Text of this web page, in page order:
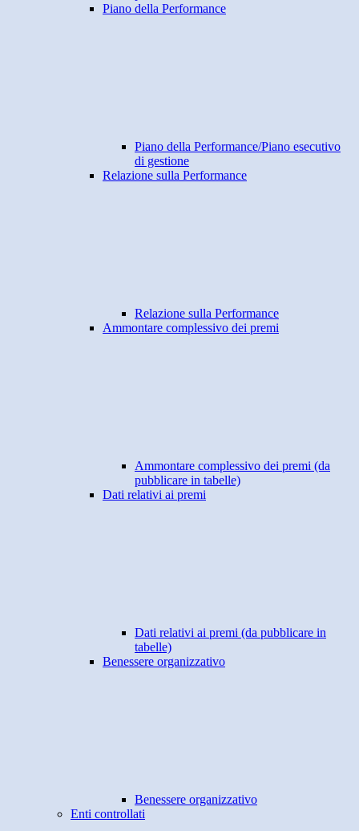
Piano della Performance
Piano della Performance/Piano esecutivo
di gestione
Relazione sulla Performance
Relazione sulla Performance
Ammontare complessivo dei premi
Ammontare complessivo dei premi (da
pubblicare in tabelle)
Dati relativi ai premi
Dati relativi ai premi (da pubblicare in
tabelle)
Benessere organizzativo
Benessere organizzativo
Enti controllati